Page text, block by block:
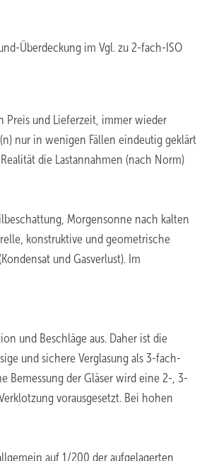
Überdeckung im Vgl. zu 2-fach-ISO
Preis und Lieferzeit, immer wieder
nur in wenigen Fällen eindeutig geklärt
die Lastannahmen (nach Norm)
Morgensonne nach kalten
kon­struktive und geometrische
und Gasverlust). Im
und Beschläge aus. Daher ist die
und sichere Verglasung als 3-fach-
Bemessung der Gläser wird eine 2-, 3-
vorausgesetzt. Bei hohen
auf 1/200 der aufgelagerten